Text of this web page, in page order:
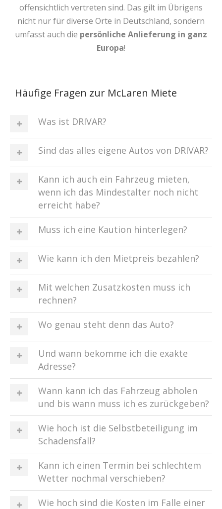
offensichtlich vertreten sind. Das gilt im Übrigens
nicht nur für diverse Orte in Deutschland, sondern
umfasst auch die persönliche Anlieferung in ganz
Europa!
Häufige Fragen zur McLaren Miete
Was ist DRIVAR?
Sind das alles eigene Autos von DRIVAR?
Kann ich auch ein Fahrzeug mieten,
wenn ich das Mindestalter noch nicht
erreicht habe?
Muss ich eine Kaution hinterlegen?
Wie kann ich den Mietpreis bezahlen?
Mit welchen Zusatzkosten muss ich
rechnen?
Wo genau steht denn das Auto?
Und wann bekomme ich die exakte
Adresse?
Wann kann ich das Fahrzeug abholen
und bis wann muss ich es zurückgeben?
Wie hoch ist die Selbstbeteiligung im
Schadensfall?
Kann ich einen Termin bei schlechtem
Wetter nochmal verschieben?
Wie hoch sind die Kosten im Falle einer